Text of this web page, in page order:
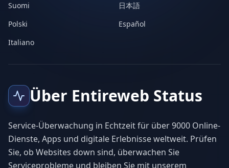
Suomi
日本語
Polski
Español
Italiano
Über Entireweb Status
Service-Überwachung in Echtzeit für über 9000 Online-
Dienste, Apps und digitale Erlebnisse weltweit. Prüfen
Sie, ob Websites down sind, überwachen Sie
Serviceprobleme und bleiben Sie mit unserem